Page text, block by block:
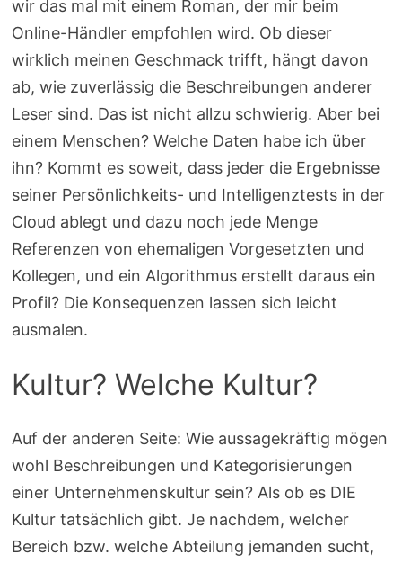
wir das mal mit einem Roman, der mir beim
Online-Händler empfohlen wird. Ob dieser
wirklich meinen Geschmack trifft, hängt davon
ab, wie zuverlässig die Beschreibungen anderer
Leser sind. Das ist nicht allzu schwierig. Aber bei
einem Menschen? Welche Daten habe ich über
ihn? Kommt es soweit, dass jeder die Ergebnisse
seiner Persönlichkeits- und Intelligenztests in der
Cloud ablegt und dazu noch jede Menge
Referenzen von ehemaligen Vorgesetzten und
Kollegen, und ein Algorithmus erstellt daraus ein
Profil? Die Konsequenzen lassen sich leicht
ausmalen.
Kultur? Welche Kultur?
Auf der anderen Seite: Wie aussagekräftig mögen
wohl Beschreibungen und Kategorisierungen
einer Unternehmenskultur sein? Als ob es DIE
Kultur tatsächlich gibt. Je nachdem, welcher
Bereich bzw. welche Abteilung jemanden sucht,